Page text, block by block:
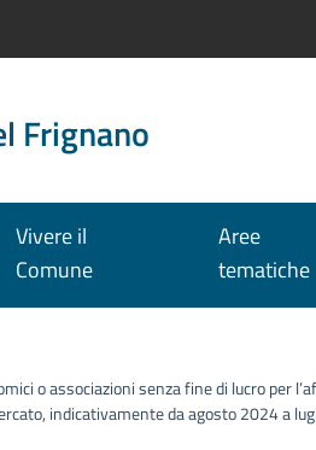
Frignano
Vivere il
Comune
Aree
tematiche
o associazioni senza fine di lucro
indicativamente da agosto 2024 a